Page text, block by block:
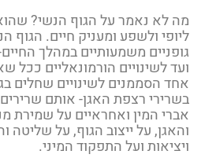
מה לא נאמר על הגוף הנשי?
ליופי ולשפע ומעניק חיים. הגוף
גופניים משמעותיים במהלך
ועד לשינויים הורמונאליים ככל
אחד הסממנים לשינויים שחלים
בשרירי רצפת האגן- אותם
אברי המין ואחראיים על שמירת
והאגן, על ייצוב הגוף, על
ויציאות ועל התפקוד המיני.